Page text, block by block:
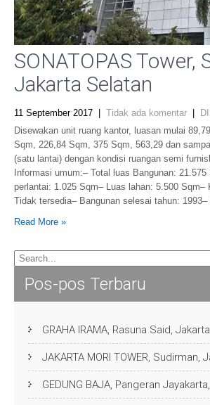
SONATOPAS Tower,
Jakarta Selatan
11 September 2017 Tidak ada komentar
Disewakan unit ruang kantor, luasan mulai
Sqm, 226,84 Sqm, 375 Sqm, 563,29 dan
(satu lantai) dengan kondisi ruangan semi
Informasi umum:– Total luas Bangunan:
perlantai: 1.025 Sqm– Luas lahan: 5.500 Sqm–
Tidak tersedia– Bangunan selesai tahun:
Read More »
Pos-pos Terbaru
GRAHA IRAMA, Rasuna Said,
JAKARTA MORI TOWER, Sudirman,
GEDUNG BAJA, Pangeran